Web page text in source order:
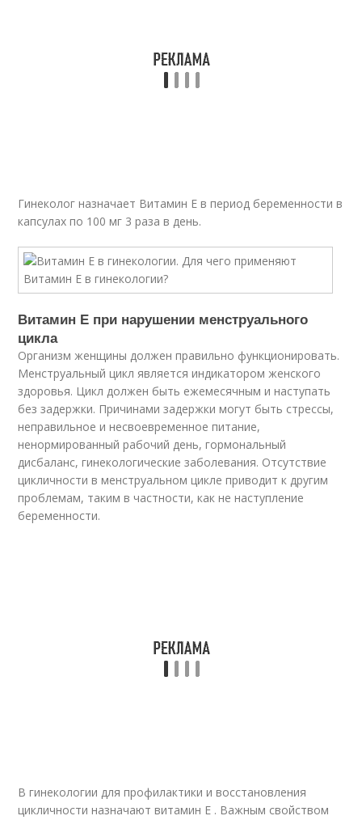
Гинеколог назначает Витамин Е в период беременности в
капсулах по 100 мг 3 раза в день.
Витамин Е при нарушении менструального
цикла
Организм женщины должен правильно функционировать.
Менструальный цикл является индикатором женского
здоровья. Цикл должен быть ежемесячным и наступать
без задержки. Причинами задержки могут быть стрессы,
неправильное и несвоевременное питание,
ненормированный рабочий день, гормональный
дисбаланс, гинекологические заболевания. Отсутствие
цикличности в менструальном цикле приводит к другим
проблемам, таким в частности, как не наступление
беременности.
В гинекологии для профилактики и восстановления
цикличности назначают витамин Е . Важным свойством